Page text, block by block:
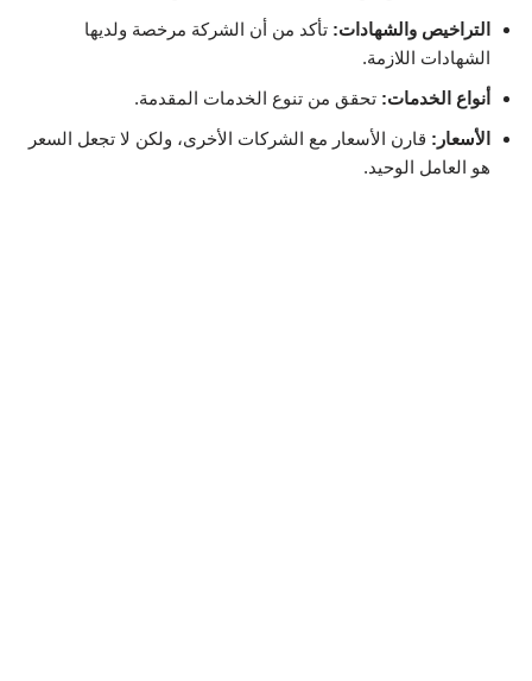
التراخيص والشهادات: تأكد من أن الشركة مرخصة ولديها
الشهادات اللازمة.
أنواع الخدمات: تحقق من تنوع الخدمات المقدمة.
الأسعار: قارن الأسعار مع الشركات الأخرى، ولكن لا تجعل السعر
هو العامل الوحيد.